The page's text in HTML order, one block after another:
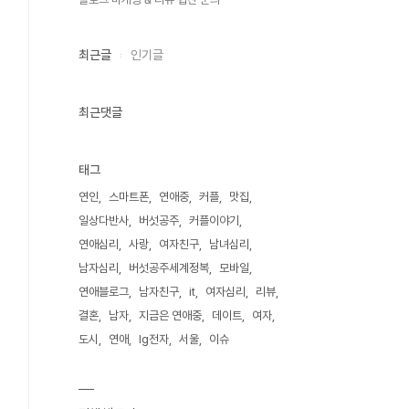
최근글 인기글
최근댓글
태그
연인 스마트폰 연애중 커플
맛집
일상다반사
버섯공주
커플이야기
연애심리
사랑 여자친구
남녀심리
남자심리
버섯공주세계정복
모바일
연애블로그
남자친구 it 여자심리
리뷰
결혼
남자 지금은 연애중 데이트
여자
도시
연애 lg전자 서울 이슈